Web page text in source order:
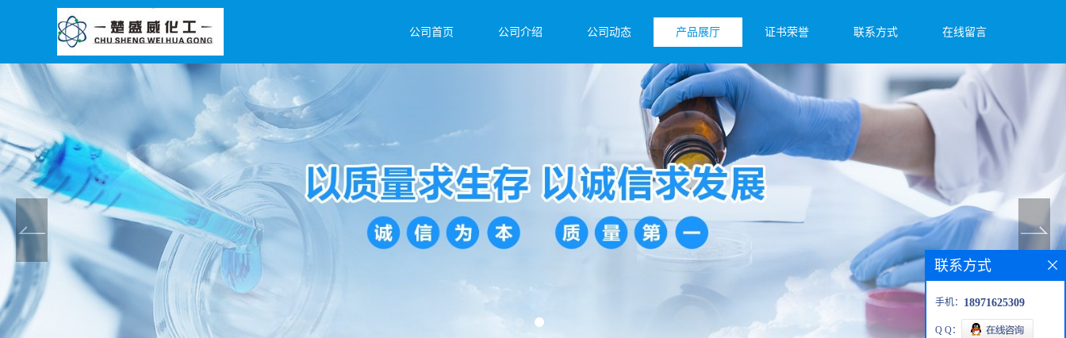
公司首页 公司介绍 公司动态 产品展厅 证书荣誉 联系方式 在线留言
联系方式
手机： 18971625309
Q Q：